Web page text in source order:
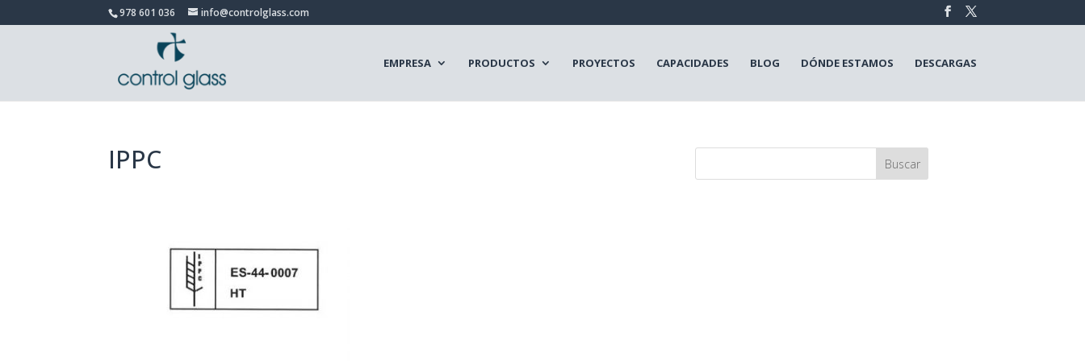
978 601 036 info@controlglass.com
EMPRESA PRODUCTOS PROYECTOS CAPACIDADES BLOG DÓNDE ESTAMOS DESCARGAS
IPPC